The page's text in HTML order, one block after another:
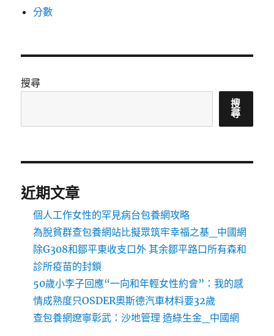
分數
搜尋
搜
尋
近期文章
個人工作女性的罕見病台包養網攻略
為脫貧群查包養網站比擬眾筑牢幸福之基_中國網
除G308和鄒平東收支口外 其余鄒平路口所有森和
診所疫苗的封鎖
50歲小李子回應“一向和年輕女性約會”：我的感
情成熟度只OSDER奧斯德汽車材料要32歲
查包養網遼寧彰武：沙地管理 造綠生金_中國網